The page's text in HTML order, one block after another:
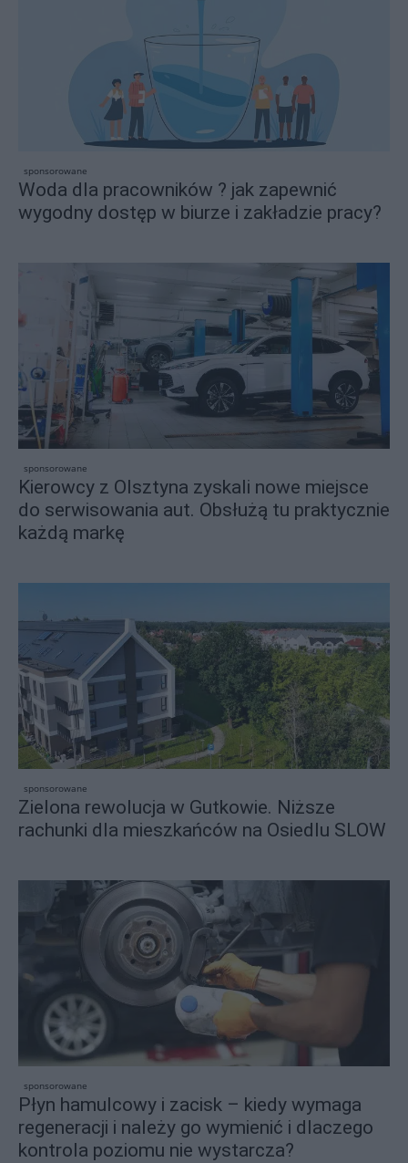
sponsorowane
Woda dla pracowników ? jak zapewnić
wygodny dostęp w biurze i zakładzie pracy?
sponsorowane
Kierowcy z Olsztyna zyskali nowe miejsce
do serwisowania aut. Obsłużą tu praktycznie
każdą markę
sponsorowane
Zielona rewolucja w Gutkowie. Niższe
rachunki dla mieszkańców na Osiedlu SLOW
sponsorowane
Płyn hamulcowy i zacisk – kiedy wymaga
regeneracji i należy go wymienić i dlaczego
kontrola poziomu nie wystarcza?